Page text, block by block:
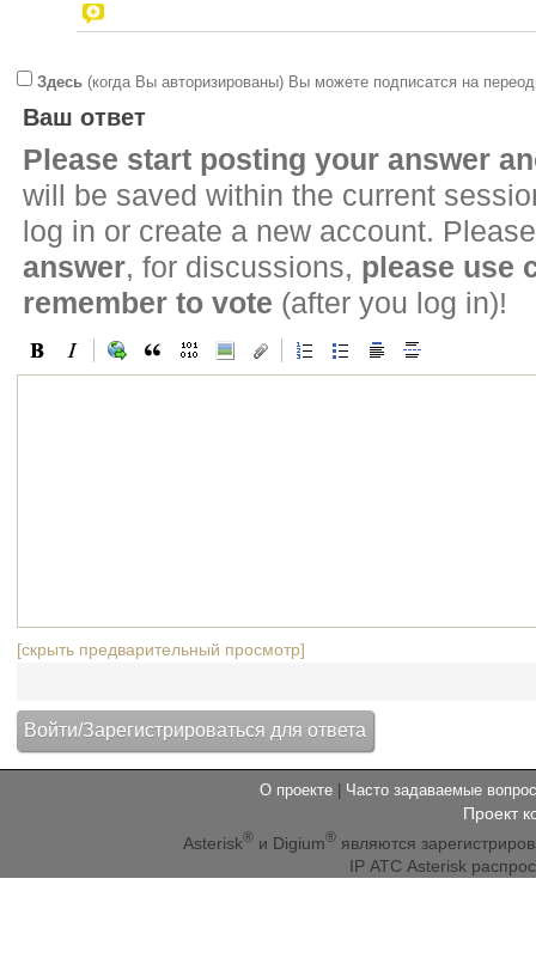
Здесь (когда Вы авторизированы) Вы можете подписатся на
Ваш ответ
Please start posting your answer
will be saved within the current
log in or create a new account.
answer, for discussions, please use
remember to vote (after you log in)!
[скрыть предварительный просмотр]
О проекте Часто задаваемые
Проект
Asterisk® и Digium® являются
IP АТС Asterisk